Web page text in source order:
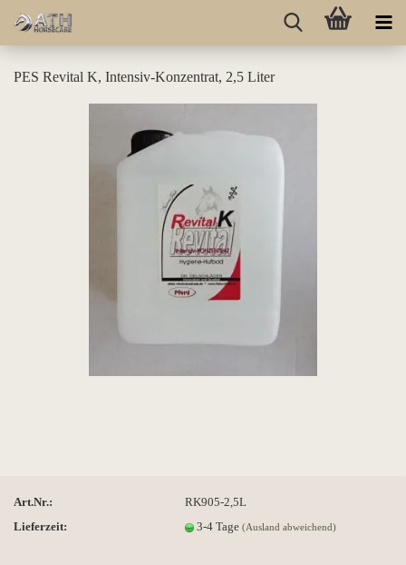
PES Revital K, Intensiv-Konzentrat, 2,5 Liter
Art.Nr.:
RK905-2,5L
Lieferzeit:
3-4 Tage(Ausland abweichend)